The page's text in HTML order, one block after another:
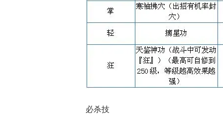
必杀技